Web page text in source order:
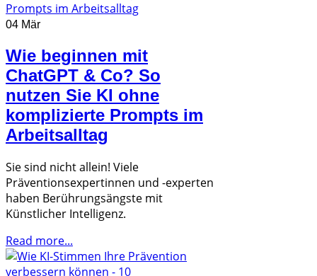
04 Mär
Wie beginnen mit
ChatGPT & Co? So
nutzen Sie KI ohne
komplizierte Prompts im
Arbeitsalltag
Sie sind nicht allein! Viele
Präventionsexpertinnen und -experten
haben Berührungsängste mit
Künstlicher Intelligenz.
Read more...